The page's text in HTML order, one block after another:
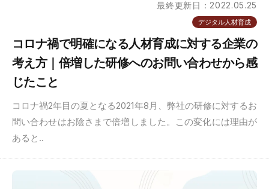
最終更新日：2022.05.25
デジタル人材育成
コロナ禍で明確になる人材育成に対する企業の
考え方｜倍増した研修へのお問い合わせから感
じたこと
コロナ禍2年目の夏となる2021年8月、弊社の研修に対するお
問い合わせはお陰さまで倍増しました。この変化には理由が
あると..